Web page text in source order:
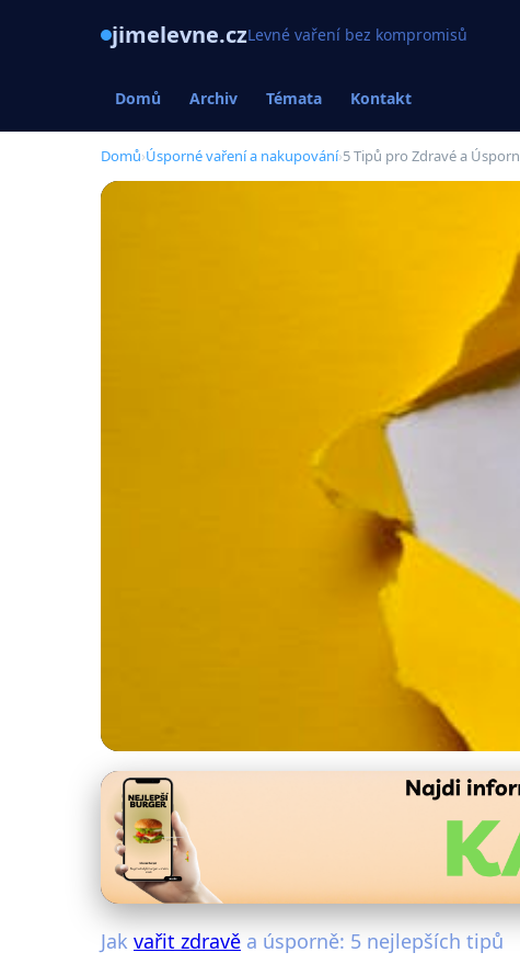
jimelevne.czLevné vaření bez kompromisů
Domů Archiv Témata Kontakt
Domů›Úsporné vaření a nakupování›5 Tipů pro Zdravé a
Úsporné vaření a nakupování
5 Tipů pro Zdravé a
21. 2. 2026· 4 min čtení · Autor: Martina Jelínková
Jak vařit zdravě a úsporně: 5 nejlepších tipů